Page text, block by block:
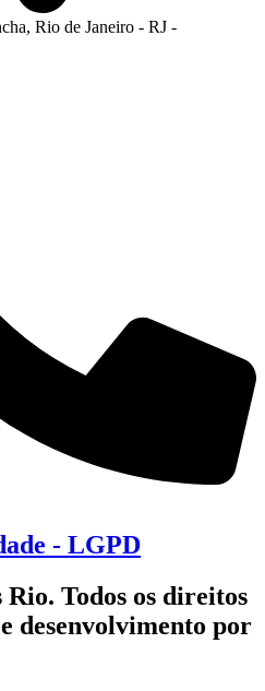
Rio de Janeiro - RJ -
- LGPD
Todos os direitos
desenvolvimento por